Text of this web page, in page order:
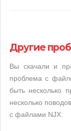
Другие
Вы скачали и
проблема с
быть несколько
несколько
с файлами NJX: